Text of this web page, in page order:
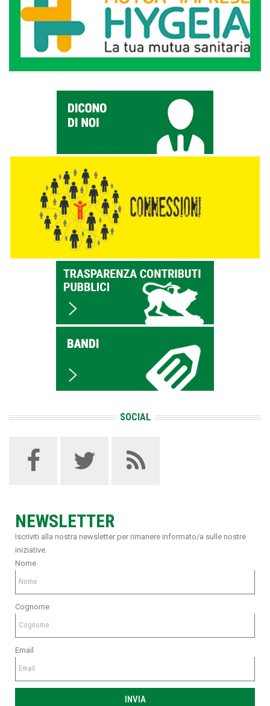
SOCIAL
NEWSLETTER
Iscriviti alla nostra newsletter per rimanere informato/a sulle nostre
iniziative.
Nome
Cognome
Email
INVIA